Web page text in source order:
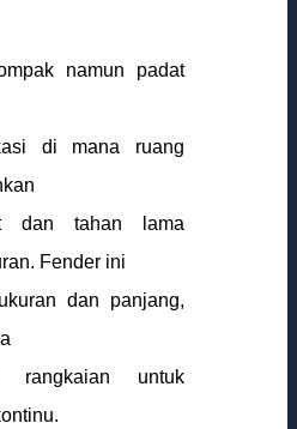
namun padat
di mana ruang
dan tahan lama
Fender ini
dan panjang,
rangkaian untuk